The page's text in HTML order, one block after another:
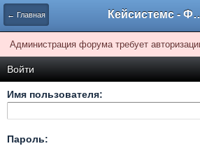
← Главная
Администрация форума требует
Войти
Имя пользователя:
Пароль: